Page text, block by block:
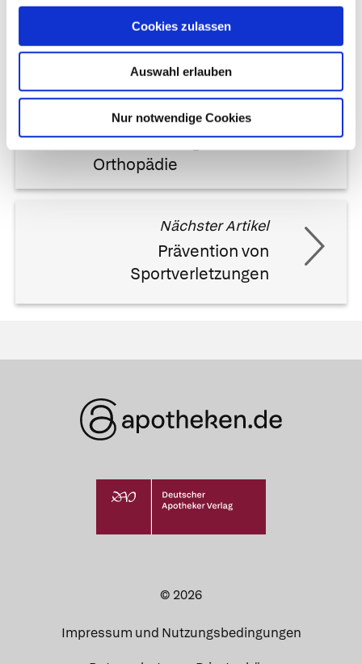
Cookies zulassen
Auswahl erlauben
Nur notwendige Cookies
Vorheriger Artikel
Anamnese und klinische
Untersuchung in der
Orthopädie
Nächster Artikel
Prävention von
Sportverletzungen
© 2026
Impressum und Nutzungsbedingungen